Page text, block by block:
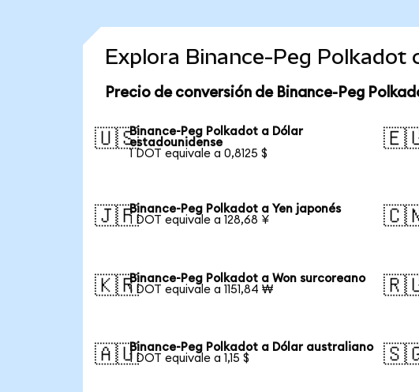
Explora Binance-Peg Polkadot
Precio de conversión de Binance-Peg
🇺🇸Binance-Peg Polkadot a Dólar
estadounidense
1 DOT equivale a 0,8125 $
🇯🇵Binance-Peg Polkadot a Yen japonés
1 DOT equivale a 128,68 ¥
🇰🇷Binance-Peg Polkadot a Won surcoreano
1 DOT equivale a 1151,84 ₩
🇦🇺Binance-Peg Polkadot a Dólar australiano
1 DOT equivale a 1,15 $